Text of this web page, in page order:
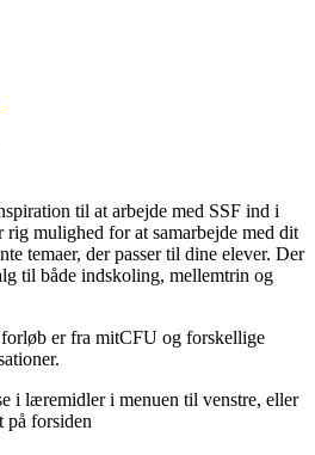
til at arbejde med SSF ind i
rig mulighed for at samarbejde med dit
temaer, der passer til dine elever. Der
til både indskoling, mellemtrin og
er fra mitCFU og forskellige
i læremidler i menuen til venstre, eller
på forsiden